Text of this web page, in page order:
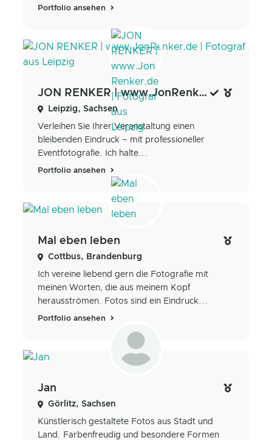
Portfolio ansehen
JON RENKER | www.JonRenker.de | Fotograf aus Leipzig
Leipzig, Sachsen
Verleihen Sie Ihrer Veranstaltung einen
bleibenden Eindruck – mit professioneller
Eventfotografie. Ich halte...
Portfolio ansehen
Mal eben leben
Cottbus, Brandenburg
Ich vereine liebend gern die Fotografie mit
meinen Worten, die aus meinem Kopf
herausströmen. Fotos sind ein Eindruck...
Portfolio ansehen
Jan
Görlitz, Sachsen
Künstlerisch gestaltete Fotos aus Stadt und
Land. Farbenfreudig und besondere Formen